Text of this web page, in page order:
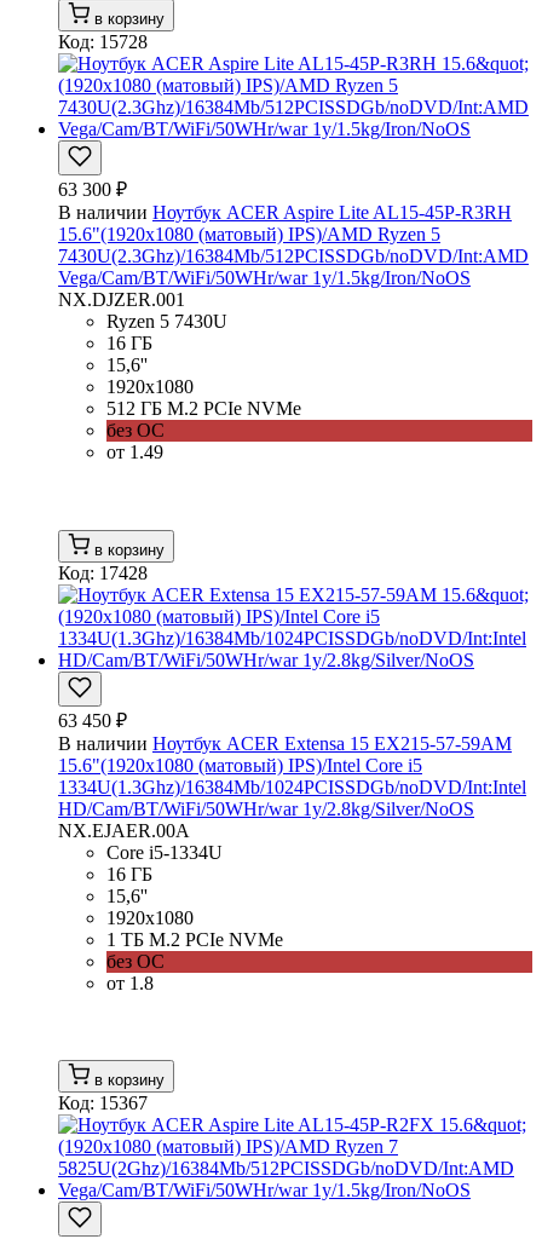
в корзину
Код: 15728
63 300 ₽
В наличии Ноутбук ACER Aspire Lite AL15-45P-R3RH
15.6"(1920x1080 (матовый) IPS)/AMD Ryzen 5
7430U(2.3Ghz)/16384Mb/512PCISSDGb/noDVD/Int:AMD
Vega/Cam/BT/WiFi/50WHr/war 1y/1.5kg/Iron/NoOS
NX.DJZER.001
Ryzen 5 7430U
16 ГБ
15,6''
1920x1080
512 ГБ M.2 PCIe NVMe
без ОС
от 1.49
в корзину
Код: 17428
63 450 ₽
В наличии Ноутбук ACER Extensa 15 EX215-57-59AM
15.6"(1920x1080 (матовый) IPS)/Intel Core i5
1334U(1.3Ghz)/16384Mb/1024PCISSDGb/noDVD/Int:Intel
HD/Cam/BT/WiFi/50WHr/war 1y/2.8kg/Silver/NoOS
NX.EJAER.00A
Core i5-1334U
16 ГБ
15,6''
1920x1080
1 ТБ M.2 PCIe NVMe
без ОС
от 1.8
в корзину
Код: 15367